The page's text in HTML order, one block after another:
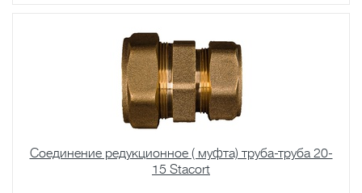
Соединение редукционное ( муфта) труба-труба 20-
15 Stacort